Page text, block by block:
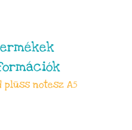
plüss notesz A5